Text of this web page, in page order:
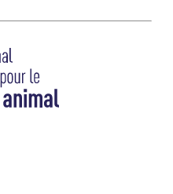
pour vous inscrire à